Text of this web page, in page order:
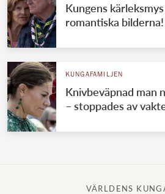
Kungens
romantiska bilderna!
KUNGAFAMILJEN
Knivbeväpnad man
– stoppades av
VÄRLDENS